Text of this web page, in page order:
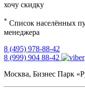
хочу скидку
* Список населённых
менеджера
8 (495) 978-88-42
8 (999) 904 88-42
Москва, Бизнес Парк